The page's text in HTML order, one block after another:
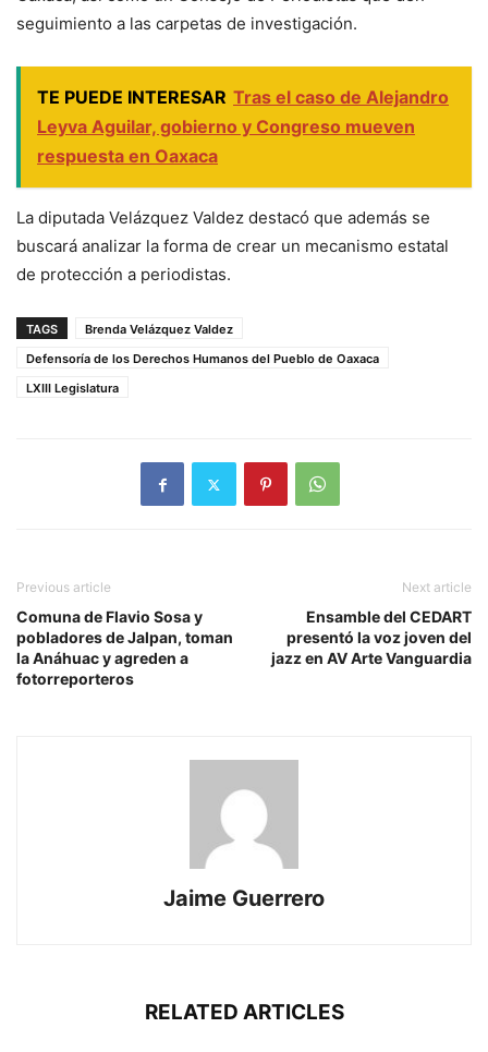
seguimiento a las carpetas de investigación.
TE PUEDE INTERESAR Tras el caso de Alejandro
Leyva Aguilar, gobierno y Congreso mueven
respuesta en Oaxaca
La diputada Velázquez Valdez destacó que además se
buscará analizar la forma de crear un mecanismo estatal
de protección a periodistas.
TAGS
Brenda Velázquez Valdez
Defensoría de los Derechos Humanos del Pueblo de Oaxaca
LXIII Legislatura
Previous article
Comuna de Flavio Sosa y
pobladores de Jalpan, toman
la Anáhuac y agreden a
fotorreporteros
Next article
Ensamble del CEDART
presentó la voz joven del
jazz en AV Arte Vanguardia
Jaime Guerrero
RELATED ARTICLES